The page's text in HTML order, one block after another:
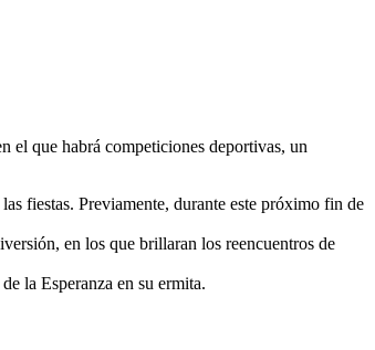
el que habrá competiciones deportivas, un
fiestas. Previamente, durante este próximo fin de
en los que brillaran los reencuentros de
la Esperanza en su ermita.